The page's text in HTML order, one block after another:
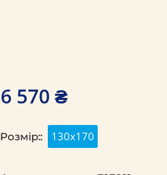
6 570 ₴
Розмір:: 130x170